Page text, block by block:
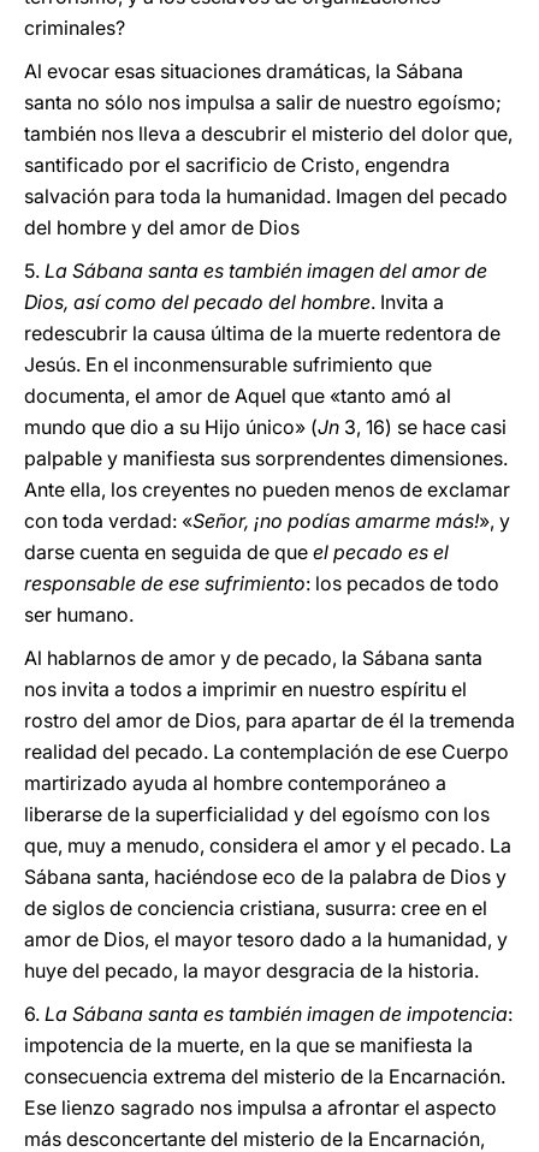
criminales?
Al evocar esas situaciones dramáticas, la Sábana
santa no sólo nos impulsa a salir de nuestro egoísmo;
también nos lleva a descubrir el misterio del dolor que,
santificado por el sacrificio de Cristo, engendra
salvación para toda la humanidad. Imagen del pecado
del hombre y del amor de Dios
5. La Sábana santa es también imagen del amor de
Dios, así como del pecado del hombre. Invita a
redescubrir la causa última de la muerte redentora de
Jesús. En el inconmensurable sufrimiento que
documenta, el amor de Aquel que «tanto amó al
mundo que dio a su Hijo único» (Jn 3, 16) se hace casi
palpable y manifiesta sus sorprendentes dimensiones.
Ante ella, los creyentes no pueden menos de exclamar
con toda verdad: «Señor, ¡no podías amarme más!», y
darse cuenta en seguida de que el pecado es el
responsable de ese sufrimiento: los pecados de todo
ser humano.
Al hablarnos de amor y de pecado, la Sábana santa
nos invita a todos a imprimir en nuestro espíritu el
rostro del amor de Dios, para apartar de él la tremenda
realidad del pecado. La contemplación de ese Cuerpo
martirizado ayuda al hombre contemporáneo a
liberarse de la superficialidad y del egoísmo con los
que, muy a menudo, considera el amor y el pecado. La
Sábana santa, haciéndose eco de la palabra de Dios y
de siglos de conciencia cristiana, susurra: cree en el
amor de Dios, el mayor tesoro dado a la humanidad, y
huye del pecado, la mayor desgracia de la historia.
6. La Sábana santa es también imagen de impotencia:
impotencia de la muerte, en la que se manifiesta la
consecuencia extrema del misterio de la Encarnación.
Ese lienzo sagrado nos impulsa a afrontar el aspecto
más desconcertante del misterio de la Encarnación,